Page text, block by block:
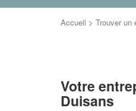
Accueil > Trouver un
Votre
Duisans